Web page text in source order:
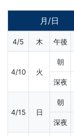
月/日
4/5 木 午後
4/10 火
朝
深夜
4/15 日
朝
深夜